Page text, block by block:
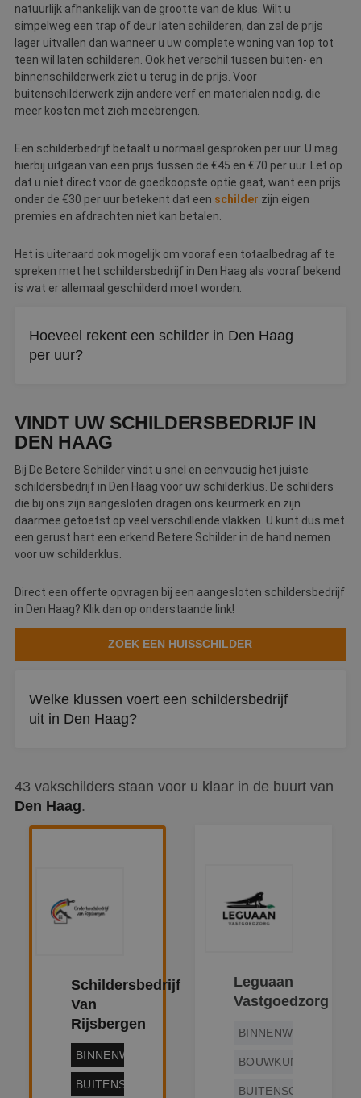
natuurlijk afhankelijk van de grootte van de klus. Wilt u
simpelweg een trap of deur laten schilderen, dan zal de prijs
lager uitvallen dan wanneer u uw complete woning van top tot
teen wil laten schilderen. Ook het verschil tussen buiten- en
binnenschilderwerk ziet u terug in de prijs. Voor
buitenschilderwerk zijn andere verf en materialen nodig, die
meer kosten met zich meebrengen.
Een schilderbedrijf betaalt u normaal gesproken per uur. U mag
hierbij uitgaan van een prijs tussen de €45 en €70 per uur. Let op
dat u niet direct voor de goedkoopste optie gaat, want een prijs
onder de €30 per uur betekent dat een schilder zijn eigen
premies en afdrachten niet kan betalen.
Het is uiteraard ook mogelijk om vooraf een totaalbedrag af te
spreken met het schildersbedrijf in Den Haag als vooraf bekend
is wat er allemaal geschilderd moet worden.
Hoeveel rekent een schilder in Den Haag
per uur?
VINDT UW SCHILDERSBEDRIJF IN
DEN HAAG
Bij De Betere Schilder vindt u snel en eenvoudig het juiste
schildersbedrijf in Den Haag voor uw schilderklus. De schilders
die bij ons zijn aangesloten dragen ons keurmerk en zijn
daarmee getoetst op veel verschillende vlakken. U kunt dus met
een gerust hart een erkend Betere Schilder in de hand nemen
voor uw schilderklus.
Direct een offerte opvragen bij een aangesloten schildersbedrijf
in Den Haag? Klik dan op onderstaande link!
ZOEK EEN HUISSCHILDER
Welke klussen voert een schildersbedrijf
uit in Den Haag?
werkgebied.
43 vakschilders staan voor u klaar in de buurt van
Den Haag.
Schildersbedrijf
Van
Rijsbergen
BINNENWERK
BUITENSCHILDERWERK
Leguaan
Vastgoedzorg
BINNENWERK
BOUWKUNDIG